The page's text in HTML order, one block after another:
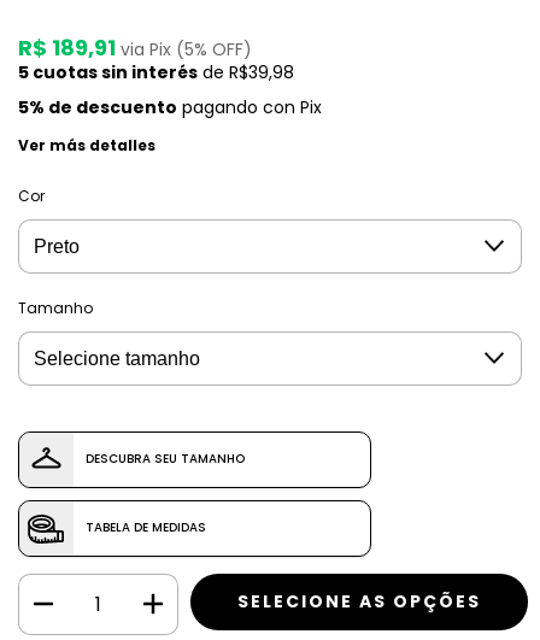
R$ 189,91 via Pix (5% OFF)
5 cuotas sin interés de R$39,98
5% de descuento pagando con Pix
Ver más detalles
Cor
Tamanho
DESCUBRA SEU TAMANHO
TABELA DE MEDIDAS